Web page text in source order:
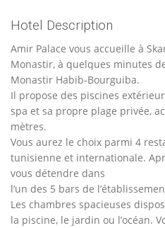
Hotel Description
Amir Palace vous accueille à
Monastir, à quelques minutes
Monastir Habib-Bourguiba.
Il propose des piscines
spa et sa propre plage privée,
mètres.
Vous aurez le choix parmi 4
tunisienne et internationale.
vous détendre dans
l’un des 5 bars de
Les chambres spacieuses
la piscine, le jardin ou l’océan.